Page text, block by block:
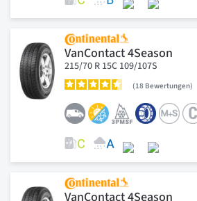
VanContact 4Season
215/70 R 15C 109/107S
18 Bewertungen
VanContact 4Season